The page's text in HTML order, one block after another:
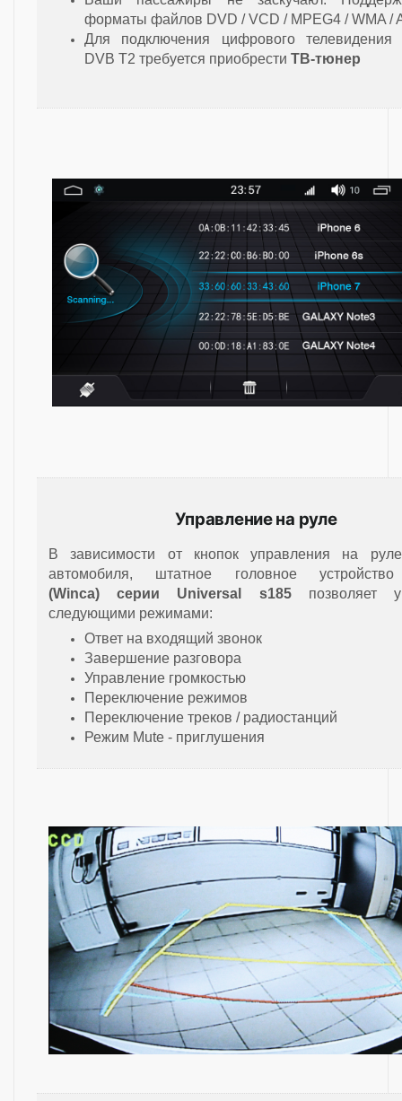
форматы файлов DVD / VCD / MPEG4 / WMA /
Для подключения цифрового телевидения
DVB T2 требуется приобрести ТВ-тюнер
Управление на руле
В зависимости от кнопок управления на
автомобиля, штатное головное
(Winca)серии Universal s185позволяет
следующими режимами:
Ответ на входящий звонок
Завершение разговора
Управление громкостью
Переключение режимов
Переключение треков / радиостанций
Режим Mute - приглушения